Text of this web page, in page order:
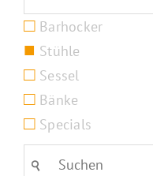
Barhocker
Stühle
Sessel
Bänke
Specials